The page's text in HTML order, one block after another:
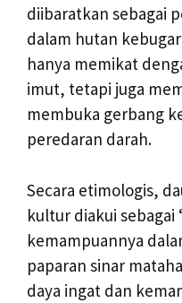
diibaratkan sebagai
dalam hutan
hanya memikat
imut, tetapi juga
membuka gerbang
peredaran darah.
Secara etimologis,
kultur diakui sebagai
kemampuannya
paparan sinar
daya ingat dan